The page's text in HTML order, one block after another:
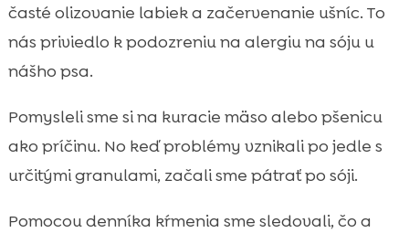
časté olizovanie labiek a začervenanie ušníc. To
nás priviedlo k podozreniu na alergiu na sóju u
nášho psa.
Pomysleli sme si na kuracie mäso alebo pšenicu
ako príčinu. No keď problémy vznikali po jedle s
určitými granulami, začali sme pátrať po sóji.
Pomocou denníka kŕmenia sme sledovali, čo a